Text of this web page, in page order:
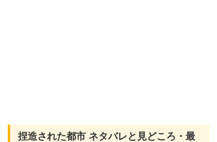
捏造された都市 ネタバレと見どころ・最